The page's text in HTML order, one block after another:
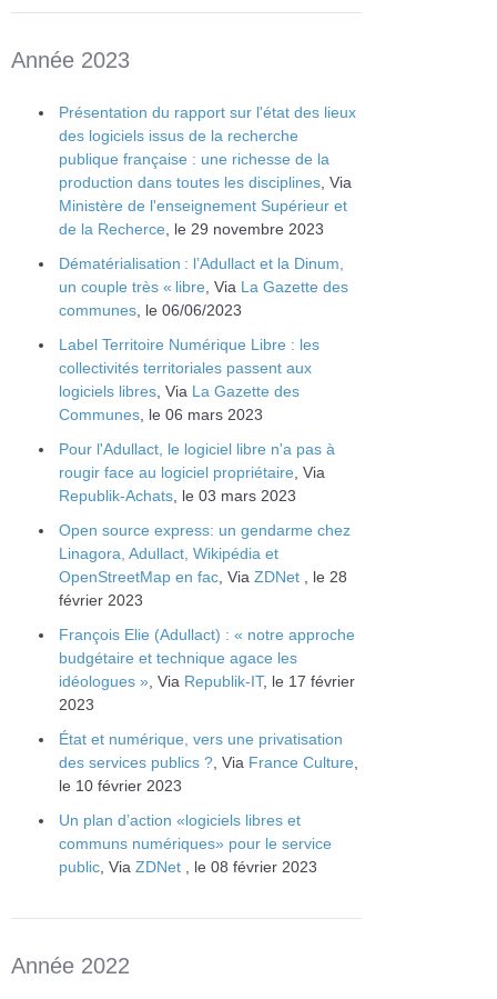
Année 2023
Présentation du rapport sur l'état des lieux
des logiciels issus de la recherche
publique française : une richesse de la
production dans toutes les disciplines , Via
Ministère de l'enseignement Supérieur et
de la Recherce , le 29 novembre 2023
Dématérialisation : l’Adullact et la Dinum,
un couple très « libre , Via La Gazette des
communes , le 06/06/2023
Label Territoire Numérique Libre : les
collectivités territoriales passent aux
logiciels libres , Via La Gazette des
Communes , le 06 mars 2023
Pour l'Adullact, le logiciel libre n'a pas à
rougir face au logiciel propriétaire , Via
Republik-Achats , le 03 mars 2023
Open source express: un gendarme chez
Linagora, Adullact, Wikipédia et
OpenStreetMap en fac , Via ZDNet , le 28
février 2023
François Elie (Adullact) : « notre approche
budgétaire et technique agace les
idéologues » , Via Republik-IT, le 17 février
2023
État et numérique, vers une privatisation
des services publics ? , Via France Culture
le 10 février 2023
Un plan d’action «logiciels libres et
communs numériques» pour le service
public , Via ZDNet , le 08 février 2023
Année 2022